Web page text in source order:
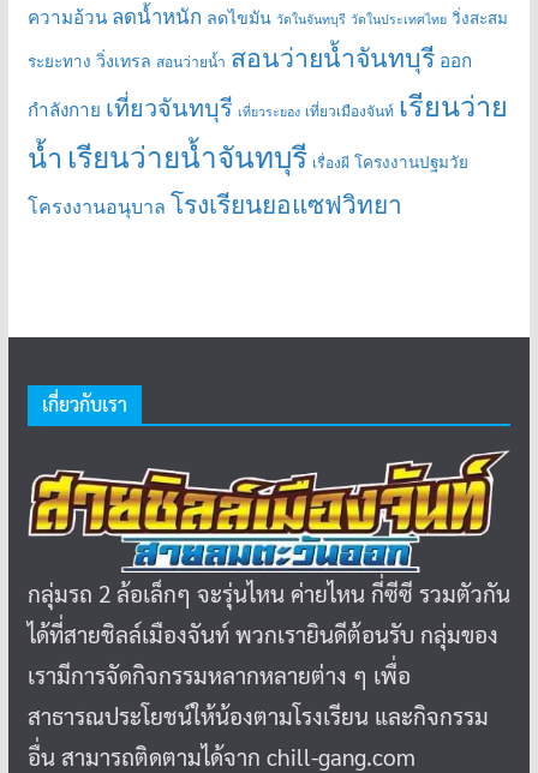
ความอ้วน ลดน้ำหนัก ลดไขมัน วัดในจันทบุรี วัดในประเทศไทย วิ่งสะสม
ระยะทาง วิ่งเทรล สอนว่ายน้ำ สอนว่ายน้ำจันทบุรี ออก
กำลังกาย เที่ยวจันทบุรี เที่ยวระยอง เที่ยวเมืองจันท์ เรียนว่าย
น้ำ เรียนว่ายน้ำจันทบุรี เรื่องผี โครงงานปฐมวัย
โครงงานอนุบาล โรงเรียนยอแซฟวิทยา
เกี่ยวกับเรา
กลุ่มรถ 2 ล้อเล็กๆ จะรุ่นไหน ค่ายไหน กี่ซีซี รวมตัวกัน
ได้ที่สายชิลล์เมืองจันท์ พวกเรายินดีต้อนรับ กลุ่มของ
เรามีการจัดกิจกรรมหลากหลายต่าง ๆ เพื่อ
สาธารณประโยชน์ให้น้องตามโรงเรียน และกิจกรรม
อื่น สามารถติดตามได้จาก chill-gang.com